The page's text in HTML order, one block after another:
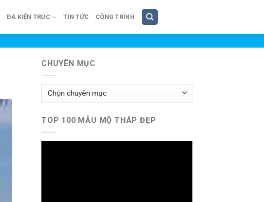
ĐÁ KIẾN TRÚC TIN TỨC CÔNG TRÌNH
CHUYÊN MỤC
Chuyên
mục
TOP 100 MẪU MỘ THÁP ĐẸP